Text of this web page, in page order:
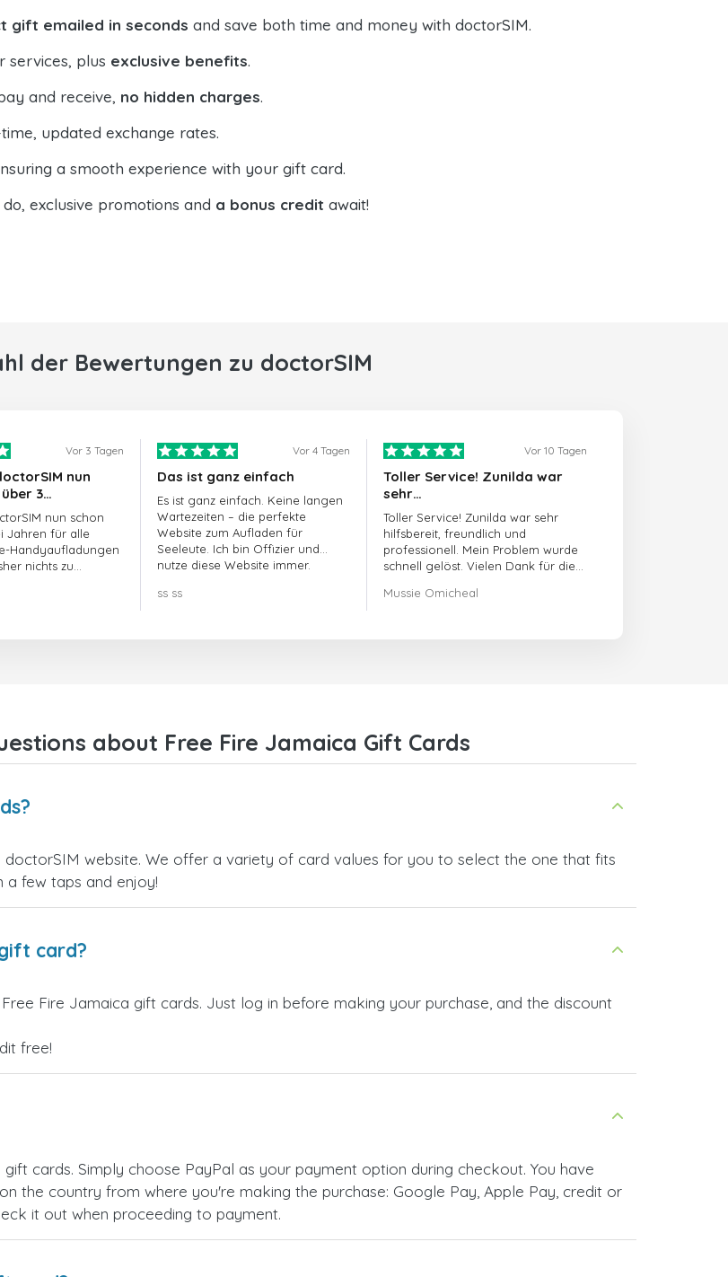
gift emailed in seconds and save both time and money with doctorSIM.
services, plus exclusive benefits.
and receive, no hidden charges.
updated exchange rates.
a smooth experience with your gift card.
exclusive promotions and a bonus credit await!
der Bewertungen zu doctorSIM
Vor 3 Tagen
nun
3…
nun schon
Jahren für alle
Handyaufladungen
nichts zu
Vor 4 Tagen
Das ist ganz einfach
Es ist ganz einfach. Keine langen
Wartezeiten – die perfekte
Website zum Aufladen für
Seeleute. Ich bin Offizier und
nutze diese Website immer.
ss ss
Vor 10 Tagen
Toller Service! Zunilda war
sehr…
Toller Service! Zunilda war sehr
hilfsbereit, freundlich und
professionell. Mein Problem wurde
schnell gelöst. Vielen Dank für die
Mussie Omicheal
about Free Fire Jamaica Gift Cards
website. We offer a variety of card values for you to select the one that fits
a few taps and enjoy!
card?
Fire Jamaica gift cards. Just log in before making your purchase, and the discount
free!
cards. Simply choose PayPal as your payment option during checkout. You have
the country from where you're making the purchase: Google Pay, Apple Pay, credit or
it out when proceeding to payment.